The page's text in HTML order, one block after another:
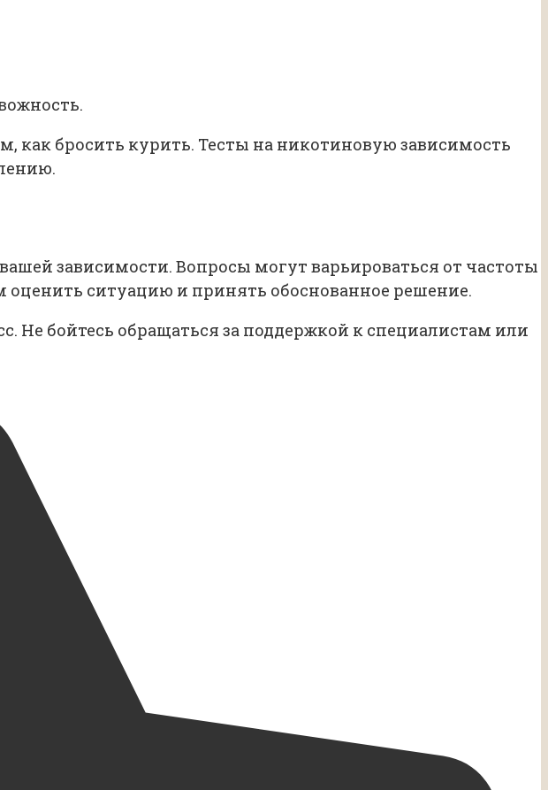
как бросить курить. Тесты на никотиновую зависимость
зависимости. Вопросы могут варьироваться от частоты
ситуацию и принять обоснованное решение.
Не бойтесь обращаться за поддержкой к специалистам или